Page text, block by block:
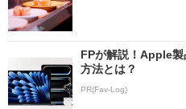
FPが解説！Apple
方法とは？
PR(Fav-Log)